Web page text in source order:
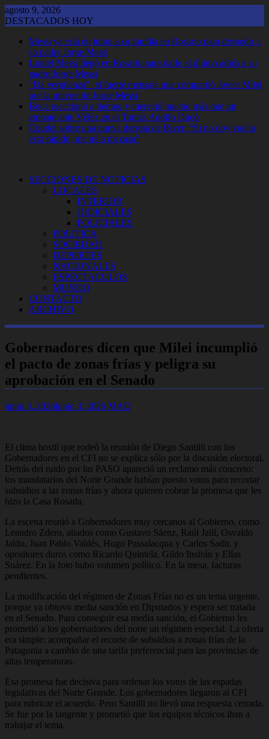
Saltar
al
agosto 9, 2026
DESTACADOS HOY
Messi ya está en junto a su familia en Rosario para despedir a
su padre Jorge Messi
Lionel Messi llegó en Rosario para darle el último adiós a su
padre Jorge Messi
"Da vergüenza": el fuerte mensaje que compartió Javier Milei
por la muerte de Jorge Messi
Boca reaccionó a tiempo y mereció mucho más que un
empate ante Vélez en el Tomás Adolfo Ducó
Coudet sobre una nueva derrota de River: “Si no doy vuelta
esto rápido, me iré a mi casa”
SECCIONES DE NOTICIAS
LOCALES
INTERIOR
JUDICIALES
POLICIALES
POLITICA
SOCIEDAD
DEPORTES
NACIONALES
ESPECTACULOS
MUNDO
CONTACTO
ARCHIVO
Gobernadores dicen que Milei incumplió
el pacto de zonas frías y peligra su
aprobación en el Senado
junio 3, 2026junio 3, 2026 MAD
El clima hostil que rodeó la reunión de Diego Santilli con los
Gobernadores en el CFI no se explica sólo por la discusión electoral.
Detrás del ruido por las PASO apareció un reclamo más concreto:
los mandatarios del Norte Grande habían puesto votos para recortar
subsidios a las zonas frías y ahora quieren cobrar la promesa que les
hizo la Casa Rosada.
La escena reunió a Gobernadores muy cercanos al Gobierno, como
Leandro Zdero, aliados como Gustavo Sáenz, Raúl Jalil, Osvaldo
Jaldo, Juan Pablo Valdés, Hugo Passalacqua y Carlos Sadir, y
opositores duros como Ricardo Quintela, Gildo Insfrán y Elías
Suárez. En la foto hubo volumen político. En la mesa, facturas
pendientes.
La modificación del régimen de Zonas Frías no es un tema urgente,
porque ya obtuvo media sanción en Diputados y espera ser tratada
en el Senado. Para conseguir esa media sanción, el Gobierno les
prometió a los gobernadores del norte un régimen especial. La oferta
era simple: acompañar el recorte de subsidios a zonas frías de la
Patagonia a cambio de una tarifa preferencial para las provincias de
altas temperaturas.
Esa promesa fue decisiva para ordenar los votos de las espadas
legislativas del Norte Grande. Los gobernadores llegaron al CFI
para rubricar el acuerdo. Pero Santilli no llevó una respuesta cerrada.
Se fue por la tangente y prometió que los equipos técnicos iban a
trabajar el tema.